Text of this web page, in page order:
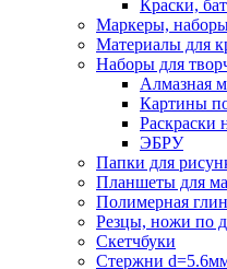
Краски,
Маркеры, наборы
Материалы для
Наборы для
Алмазная
Картины
Раскраски
ЭБРУ
Папки для
Планшеты для
Полимерная
Резцы, ножи по
Скетчбуки
Стержни